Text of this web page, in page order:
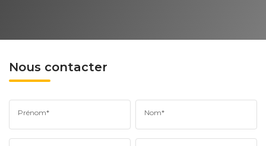
Nous contacter
Prénom* Nom*